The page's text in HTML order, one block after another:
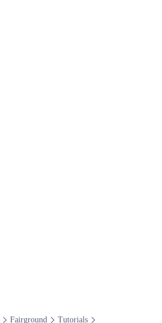
Fairground
Tutorials